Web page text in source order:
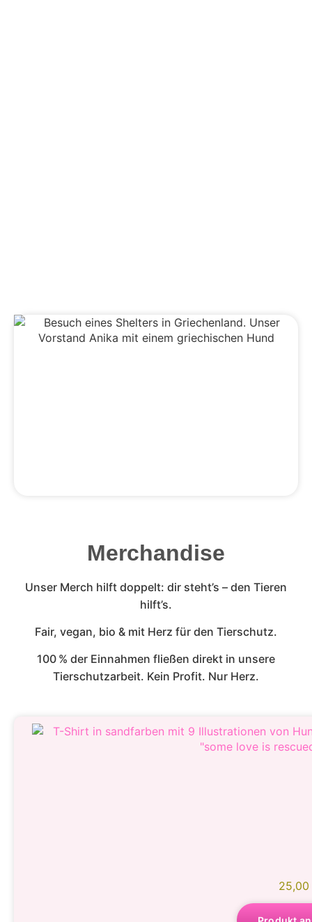
Merchandise
Unser Merch hilft doppelt: dir steht’s – den Tieren
hilft’s.
Fair, vegan, bio & mit Herz für den Tierschutz.
100 % der Einnahmen fließen direkt in unsere
Tierschutzarbeit. Kein Profit. Nur Herz.
25,00